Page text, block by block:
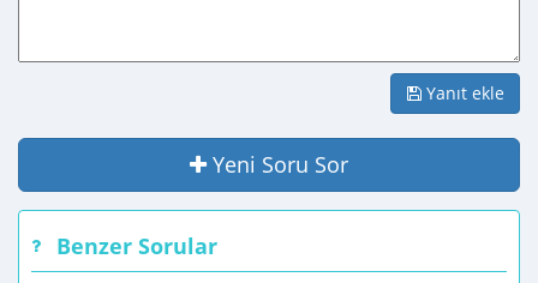
Yanıt ekle
Yeni Soru Sor
Benzer Sorular